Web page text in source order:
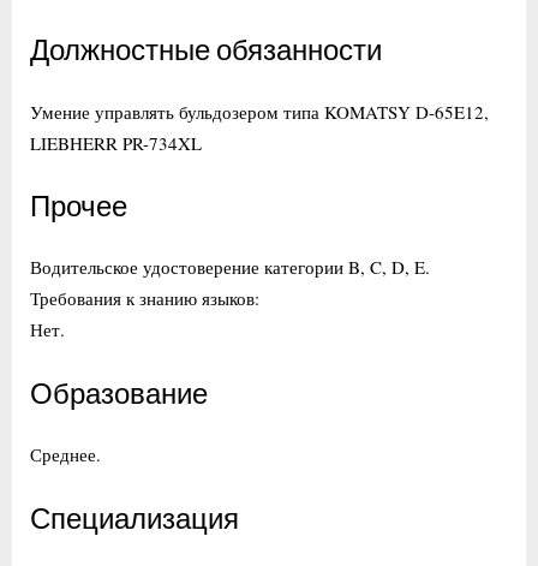
Должностные обязанности
Умение управлять бульдозером типа KOMATSY D-65E12,
LIEBHERR PR-734XL
Прочее
Водительское удостоверение категории B, C, D, E.
Требования к знанию языков:
Нет.
Образование
Среднее.
Специализация